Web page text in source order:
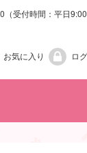
お気に入り ロ